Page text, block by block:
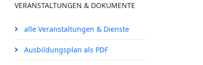
VERANSTALTUNGEN & DOKUMENTE
alle Veranstaltungen & Dienste
Ausbildungsplan als PDF